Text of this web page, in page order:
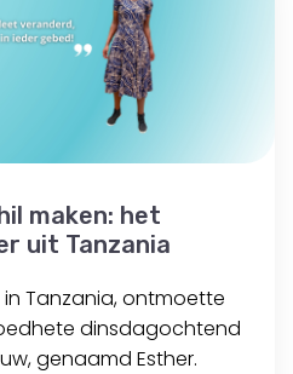
maken: het
uit Tanzania
in Tanzania, ontmoette
dinsdagochtend
genaamd Esther.